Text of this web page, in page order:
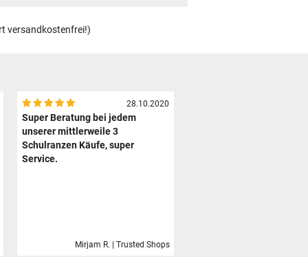
versandkostenfrei!)
28.10.2020
Super Beratung bei jedem
unserer mittlerweile 3
Schulranzen Käufe, super
Service.
Mirjam R. | Trusted Shops